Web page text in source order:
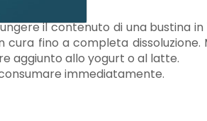
il contenuto di una bustina in
cura fino a completa dissoluzione.
aggiunto allo yogurt o al latte.
immediatamente.